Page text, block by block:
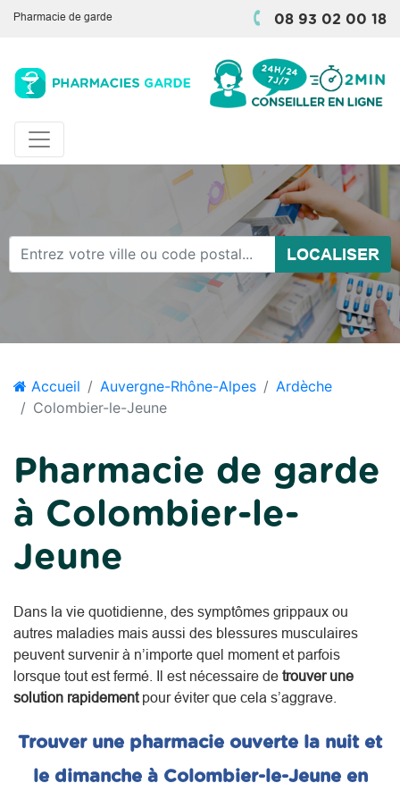
Pharmacie de garde 08 93 02 00 18
LOCALISER
Accueil Auvergne-Rhône-Alpes
Ardèche
Colombier-le-Jeune
Pharmacie de garde
à Colombier-le-
Jeune
Dans la vie quotidienne, des symptômes grippaux ou
autres maladies mais aussi des blessures musculaires
peuvent survenir à n’importe quel moment et parfois
lorsque tout est fermé. Il est nécessaire de trouver une
solution rapidementpour éviter que cela s’aggrave.
Trouver une pharmacie ouverte la nuit et
le dimanche à Colombier-le-Jeune en